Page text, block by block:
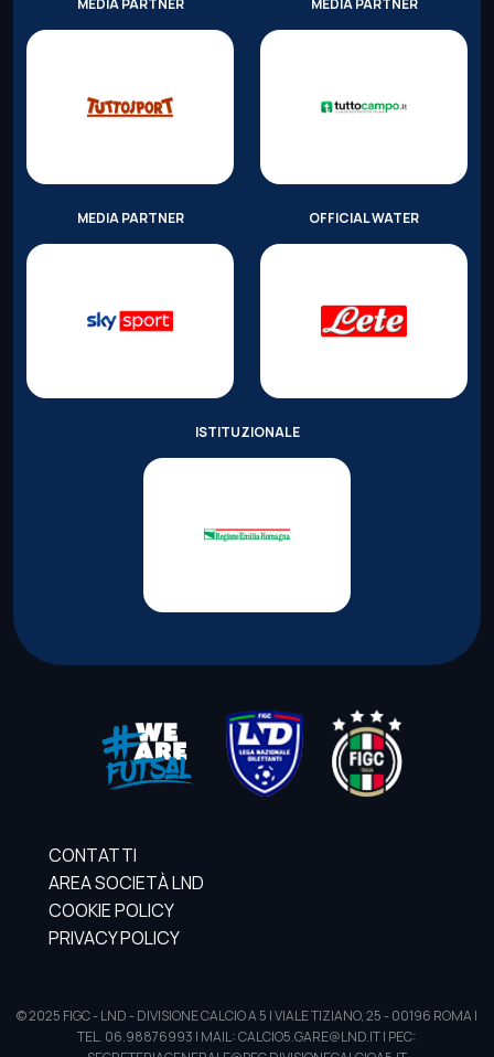
MEDIA PARTNER MEDIA PARTNER
MEDIA PARTNER OFFICIAL WATER
ISTITUZIONALE
CONTATTI
AREA SOCIETÀ LND
COOKIE POLICY
PRIVACY POLICY
© 2025 FIGC - LND - DIVISIONE CALCIO A 5 | VIALE TIZIANO, 25 - 00196 ROMA |
TEL. 06.98876993 | MAIL: CALCIO5.GARE@LND.IT | PEC: